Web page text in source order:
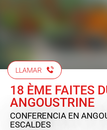
LLAMAR
18 ÈME FAITES
ANGOUSTRINE
CONFERENCIA EN
ESCALDES